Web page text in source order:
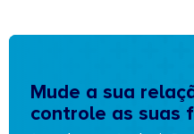
Mude a sua
controle as suas